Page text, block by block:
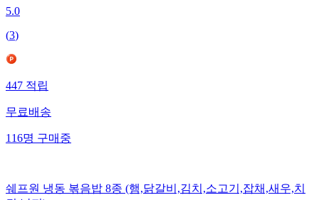
5.0
(3)
447적립
무료배송
116명구매중
쉐프원 냉동 볶음밥 8종 (햄,닭갈비,김치,소고기,잡채,새우,치